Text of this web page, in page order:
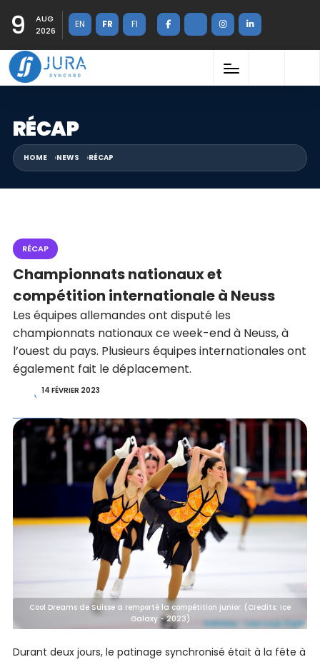
9
AUG
2026
EN FR FI
RÉCAP
HOME NEWS RÉCAP
RÉCAP
Championnats nationaux et
compétition internationale à Neuss
Les équipes allemandes ont disputé les
championnats nationaux ce week-end à Neuss, à
l’ouest du pays. Plusieurs équipes internationales ont
également fait le déplacement.
14 FÉVRIER 2023
Cool Dreams de Suisse a remporté la compétition junior. (Credits: Ice
Galaxy - 2023)
Durant deux jours, le patinage synchronisé était à la fête à